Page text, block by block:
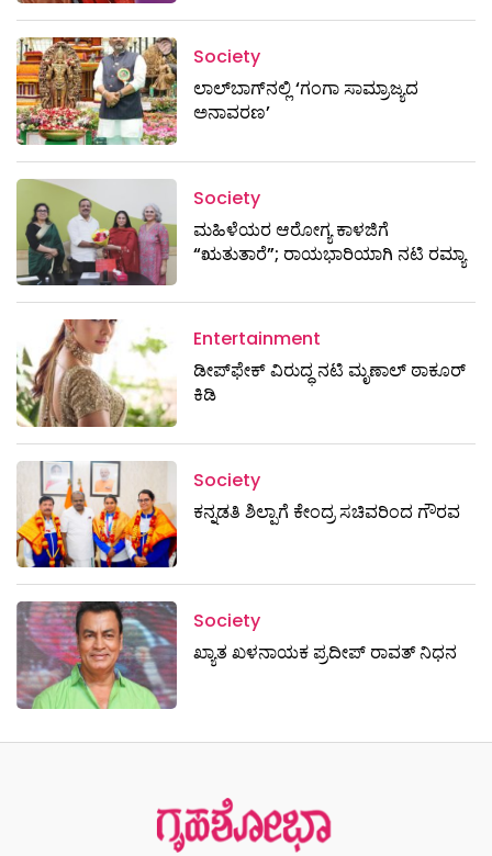
Society
ಲಾಲ್‌ಬಾಗ್‌ನಲ್ಲಿ ‘ಗಂಗಾ ಸಾಮ್ರಾಜ್ಯದ
ಅನಾವರಣ’
Society
ಮಹಿಳೆಯರ ಆರೋಗ್ಯ ಕಾಳಜಿಗೆ
“ಋತುತಾರೆ”; ರಾಯಭಾರಿಯಾಗಿ ನಟಿ ರಮ್ಯಾ
Entertainment
ಡೀಪ್‌ಫೇಕ್ ವಿರುದ್ಧ ನಟಿ ಮೃಣಾಲ್ ಠಾಕೂರ್
ಕಿಡಿ
Society
ಕನ್ನಡತಿ ಶಿಲ್ಪಾಗೆ ಕೇಂದ್ರ ಸಚಿವರಿಂದ ಗೌರವ
Society
ಖ್ಯಾತ ಖಳನಾಯಕ ಪ್ರದೀಪ್ ರಾವತ್‌ ನಿಧನ